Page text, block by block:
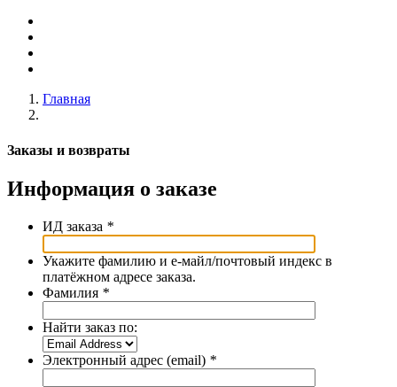
Главная
Заказы и возвраты
Информация о заказе
ИД заказа *
Укажите фамилию и е-майл/почтовый индекс в
платёжном адресе заказа.
Фамилия *
Найти заказ по:
Электронный адрес (email) *